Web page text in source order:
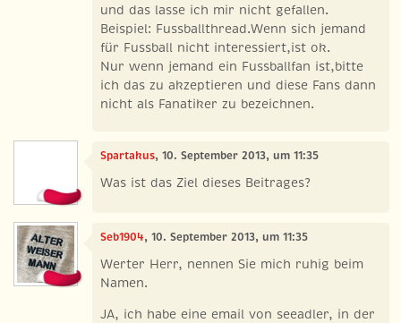
und das lasse ich mir nicht gefallen.
Beispiel: Fussballthread.Wenn sich jemand
für Fussball nicht interessiert,ist ok.
Nur wenn jemand ein Fussballfan ist,bitte
ich das zu akzeptieren und diese Fans dann
nicht als Fanatiker zu bezeichnen.
Spartakus, 10. September 2013, um 11:35
Was ist das Ziel dieses Beitrages?
Seb1904, 10. September 2013, um 11:35
Werter Herr, nennen Sie mich ruhig beim
Namen.
JA, ich habe eine email von seeadler, in der